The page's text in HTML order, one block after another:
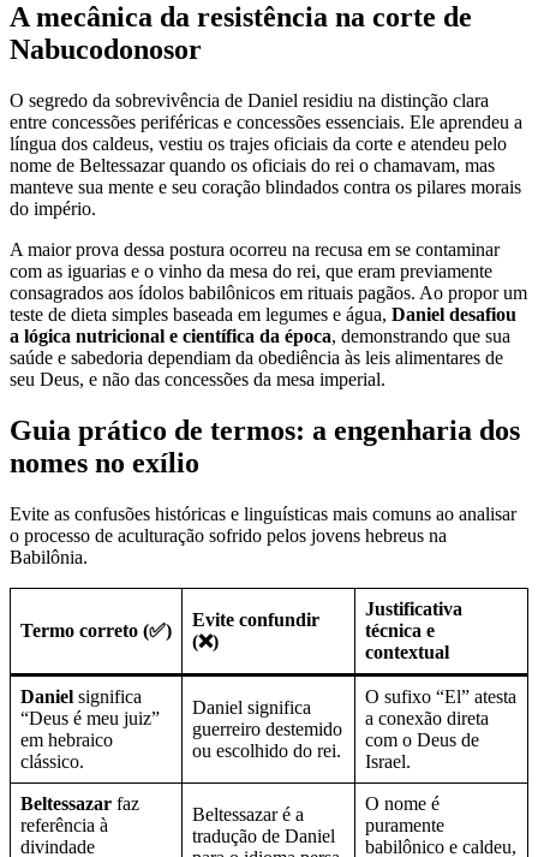
A mecânica da resistência na corte de
Nabucodonosor
O segredo da sobrevivência de Daniel residiu na distinção clara
entre concessões periféricas e concessões essenciais. Ele aprendeu a
língua dos caldeus, vestiu os trajes oficiais da corte e atendeu pelo
nome de Beltessazar quando os oficiais do rei o chamavam, mas
manteve sua mente e seu coração blindados contra os pilares morais
do império.
A maior prova dessa postura ocorreu na recusa em se contaminar
com as iguarias e o vinho da mesa do rei, que eram previamente
consagrados aos ídolos babilônicos em rituais pagãos. Ao propor um
teste de dieta simples baseada em legumes e água, Daniel desafiou
a lógica nutricional e científica da época, demonstrando que sua
saúde e sabedoria dependiam da obediência às leis alimentares de
seu Deus, e não das concessões da mesa imperial.
Guia prático de termos: a engenharia dos
nomes no exílio
Evite as confusões históricas e linguísticas mais comuns ao analisar
o processo de aculturação sofrido pelos jovens hebreus na
Babilônia.
Termo correto (✅)
Evite confundir
(❌)
Justificativa
técnica e
contextual
Daniel significa
“Deus é meu juiz”
em hebraico
clássico.
Daniel significa
guerreiro destemido
ou escolhido do rei.
O sufixo “El” atesta
a conexão direta
com o Deus de
Israel.
Beltessazar faz
referência à
divindade
Beltessazar é a
tradução de Daniel
O nome é
puramente
babilônico e caldeu,